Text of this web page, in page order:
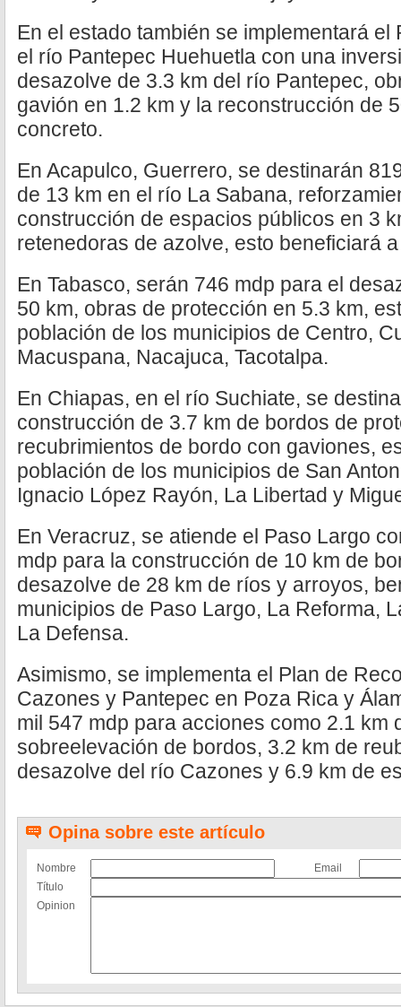
En el estado también se implementará
el río Pantepec Huehuetla con una
desazolve de 3.3 km del río Pantepec,
gavión en 1.2 km y la reconstrucción de
concreto.
En Acapulco, Guerrero, se destinarán
de 13 km en el río La Sabana,
construcción de espacios públicos en 3
retenedoras de azolve, esto beneficiará
En Tabasco, serán 746 mdp para el
50 km, obras de protección en 5.3 km,
población de los municipios de Centro,
Macuspana, Nacajuca, Tacotalpa.
En Chiapas, en el río Suchiate, se
construcción de 3.7 km de bordos de
recubrimientos de bordo con gaviones,
población de los municipios de San
Ignacio López Rayón, La Libertad y
En Veracruz, se atiende el Paso Largo
mdp para la construcción de 10 km de
desazolve de 28 km de ríos y arroyos,
municipios de Paso Largo, La Reforma,
La Defensa.
Asimismo, se implementa el Plan de
Cazones y Pantepec en Poza Rica y
mil 547 mdp para acciones como 2.1 km
sobreelevación de bordos, 3.2 km de
desazolve del río Cazones y 6.9 km de
Opina sobre este artículo
Nombre
Email
Título
Opinion